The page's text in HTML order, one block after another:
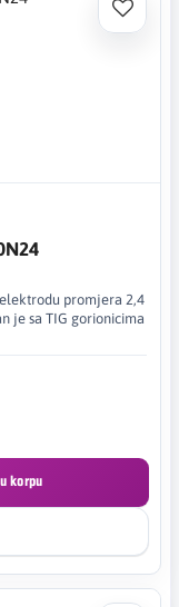
promjera 2,4
je sa TIG gorionicima
korpu